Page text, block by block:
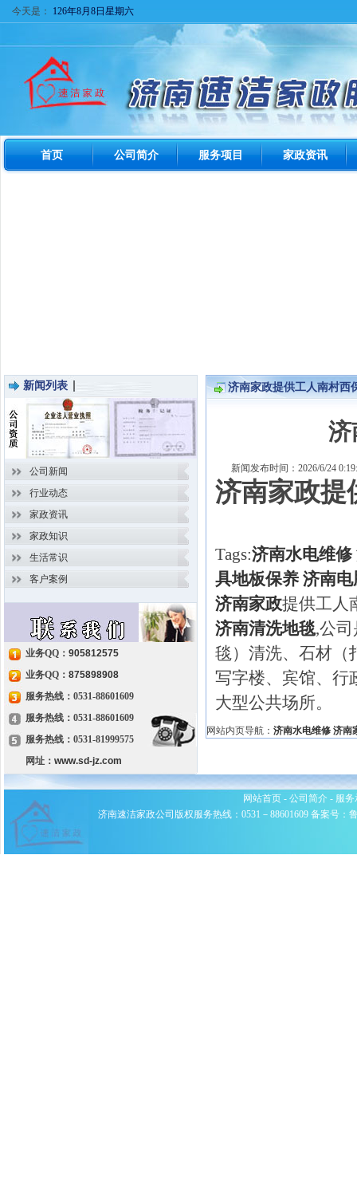
今天是： 126年8月8日星期六
首页 公司简介 服务项目 家政资讯
新闻列表
公司新闻
行业动态
家政资讯
家政知识
生活常识
客户案例
业务QQ： 905812575
业务QQ： 875898908
服务热线：0531-88601609
服务热线：0531-88601609
服务热线：0531-81999575
网址： www.sd-jz.com
济南家政提供工人南村西
济
新闻发布时间：2026/6/24
济南家政提
Tags:济南水电维修
具地板保养 济南
济南家政提供工人
济南清洗地毯,公
毯）清洗、石材（
写字楼、宾馆、行
大型公共场所。
网站内页导航： 济南水电维修 济南
网站首页- 公司简介- 服务
济南速洁家政公司版权服务热线：0531－88601609 备案号：